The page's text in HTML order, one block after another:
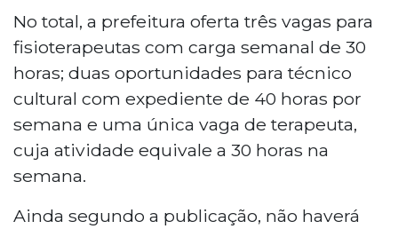
No total, a prefeitura oferta três vagas para
fisioterapeutas com carga semanal de 30
horas; duas oportunidades para técnico
cultural com expediente de 40 horas por
semana e uma única vaga de terapeuta,
cuja atividade equivale a 30 horas na
semana.
Ainda segundo a publicação, não haverá